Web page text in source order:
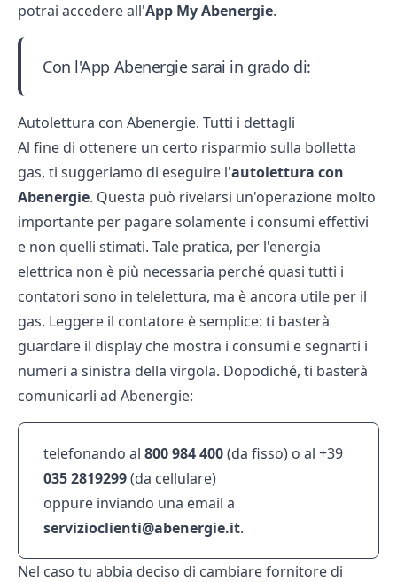
potrai accedere all'App My Abenergie.
Con l'App Abenergie sarai in grado di:
Autolettura con Abenergie. Tutti i dettagli
Al fine di ottenere un certo risparmio sulla bolletta
gas, ti suggeriamo di eseguire l'autolettura con
Abenergie. Questa può rivelarsi un'operazione molto
importante per pagare solamente i consumi effettivi
e non quelli stimati. Tale pratica, per l'energia
elettrica non è più necessaria perché quasi tutti i
contatori sono in telelettura, ma è ancora utile per il
gas. Leggere il contatore è semplice: ti basterà
guardare il display che mostra i consumi e segnarti i
numeri a sinistra della virgola. Dopodiché, ti basterà
comunicarli ad Abenergie:
telefonando al 800984400(da fisso) o al +39
0352819299(da cellulare)
oppure inviando una email a
servizioclienti@abenergie.it.
Nel caso tu abbia deciso di cambiare fornitore di